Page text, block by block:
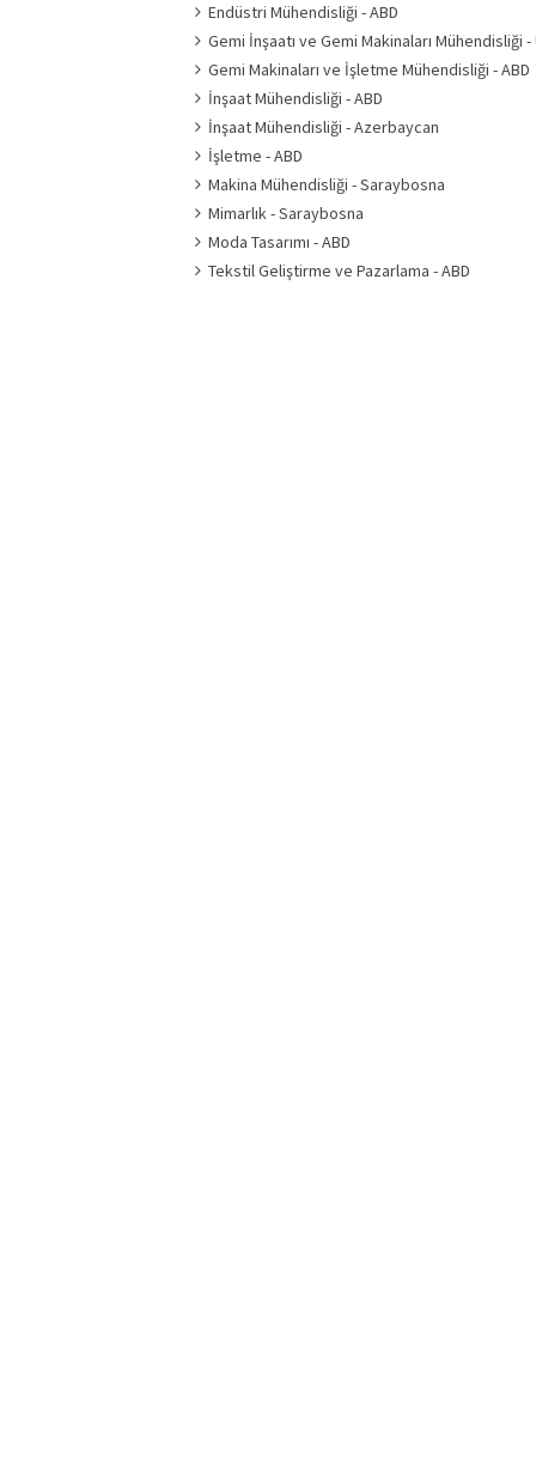
Endüstri Mühendisliği - ABD
Gemi İnşaatı ve Gemi Makinaları Mühendisliği -
Gemi Makinaları ve İşletme Mühendisliği - ABD
İnşaat Mühendisliği - ABD
İnşaat Mühendisliği - Azerbaycan
İşletme - ABD
Makina Mühendisliği - Saraybosna
Mimarlık - Saraybosna
Moda Tasarımı - ABD
Tekstil Geliştirme ve Pazarlama - ABD